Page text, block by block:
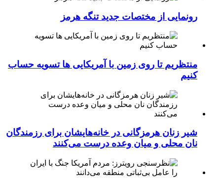
رونمایی از مختصات جدید تنگه هرمز
منتظریم تا روی زمین با آمریکایی ها تسویه حساب
کنیم
شیر زنان هرمزگانی در خانه‌هایشان برای رزمندگان
نان محلی و میان وعده درست می‌کنند